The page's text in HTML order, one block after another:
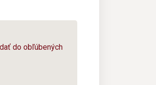
do obľúbených